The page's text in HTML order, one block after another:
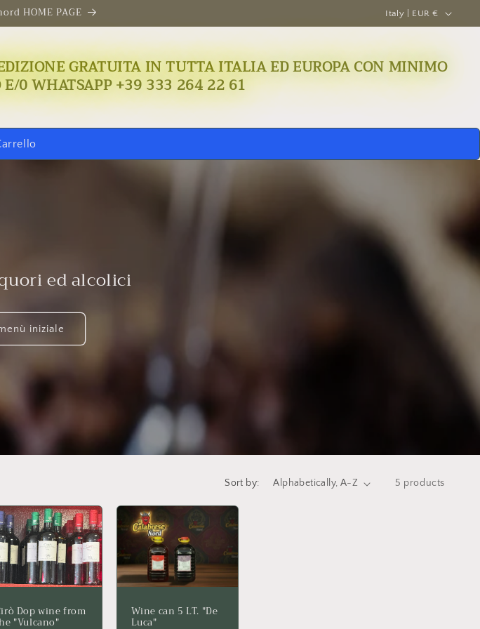
HOME PAGE C
o
u
n
/
e
g
i
Italy | EUR €
GRATUITA IN TUTTA ITALIA ED EUROPA CON MINIMO
E/0 WHATSAPP +39 333 264 22 61
ed alcolici
iniziale
Sort by: 5 products
Dop wine from
"Vulcano"
Wine can 5 LT. "De
Luca"